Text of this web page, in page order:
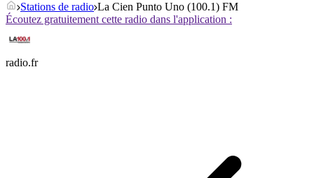
Stations de radio La Cien Punto Uno (100.1) FM
Écoutez gratuitement cette radio dans l'application :
radio.fr